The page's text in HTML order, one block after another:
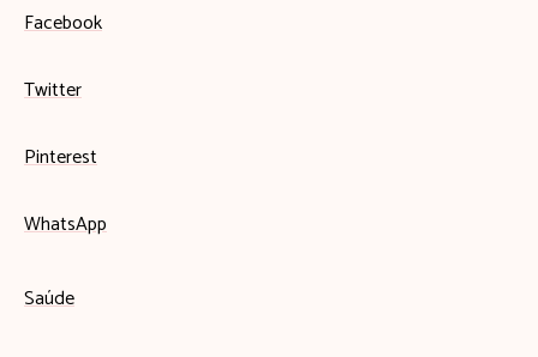
Facebook
Twitter
Pinterest
WhatsApp
Saúde